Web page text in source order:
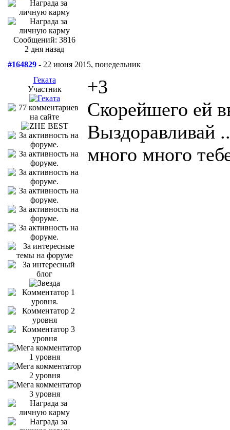
Сообщений: 3816
2 дня назад
#164829 - 22 июня 2015, понедельник
Геката
Участник
+3
Скорейшего ей
Выздоравливай
много много